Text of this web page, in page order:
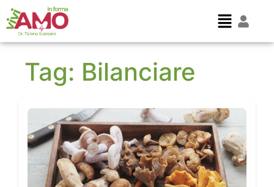
Tag: Bilanciare